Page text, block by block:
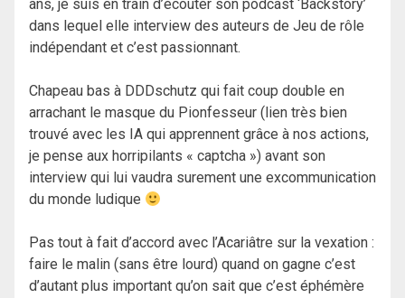
ans, je suis en train d’écouter son podcast ‘Backstory’
dans lequel elle interview des auteurs de Jeu de rôle
indépendant et c’est passionnant.
Chapeau bas à DDDschutz qui fait coup double en
arrachant le masque du Pionfesseur (lien très bien
trouvé avec les IA qui apprennent grâce à nos actions,
je pense aux horripilants « captcha ») avant son
interview qui lui vaudra surement une excommunication
du monde ludique
Pas tout à fait d’accord avec l’Acariâtre sur la vexation :
faire le malin (sans être lourd) quand on gagne c’est
d’autant plus important qu’on sait que c’est éphémère